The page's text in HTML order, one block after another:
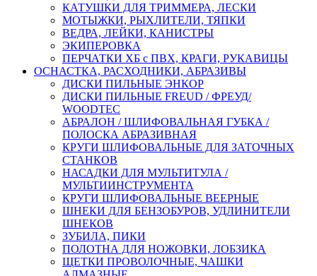
КАТУШКИ ДЛЯ ТРИММЕРА, ЛЕСКИ
МОТЫЖКИ, РЫХЛИТЕЛИ, ТЯПКИ
ВЕДРА, ЛЕЙКИ, КАНИСТРЫ
ЭКИПЕРОВКА
ПЕРЧАТКИ ХБ с ПВХ, КРАГИ, РУКАВИЦЫ
ОСНАСТКА, РАСХОДНИКИ, АБРАЗИВЫ
ДИСКИ ПИЛЬНЫЕ ЭНКОР
ДИСКИ ПИЛЬНЫЕ FREUD / ФРЕУД/
WOODTEC
АБРАЛОН / ШЛИФОВАЛЬНАЯ ГУБКА /
ПОЛОСКА АБРАЗИВНАЯ
КРУГИ ШЛИФОВАЛЬНЫЕ ДЛЯ ЗАТОЧНЫХ
СТАНКОВ
НАСАДКИ ДЛЯ МУЛЬТИТУЛА /
МУЛЬТИИНСТРУМЕНТА
КРУГИ ШЛИФОВАЛЬНЫЕ ВЕЕРНЫЕ
ШНЕКИ ДЛЯ БЕНЗОБУРОВ, УДЛИНИТЕЛИ
ШНЕКОВ
ЗУБИЛА, ПИКИ
ПОЛОТНА ДЛЯ НОЖОВКИ, ЛОБЗИКА
ЩЕТКИ ПРОВОЛОЧНЫЕ, ЧАШКИ